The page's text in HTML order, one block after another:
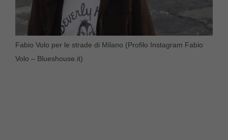
Fabio Volo per le strade di Milano (Profilo Instagram Fabio
Volo – Blueshouse.it)